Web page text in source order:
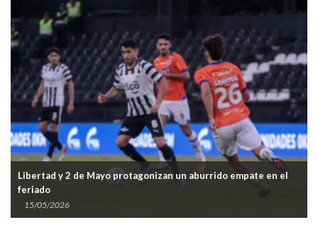
Libertad y 2 de Mayo protagonizan un aburrido empate en el
feriado
15/05/2026